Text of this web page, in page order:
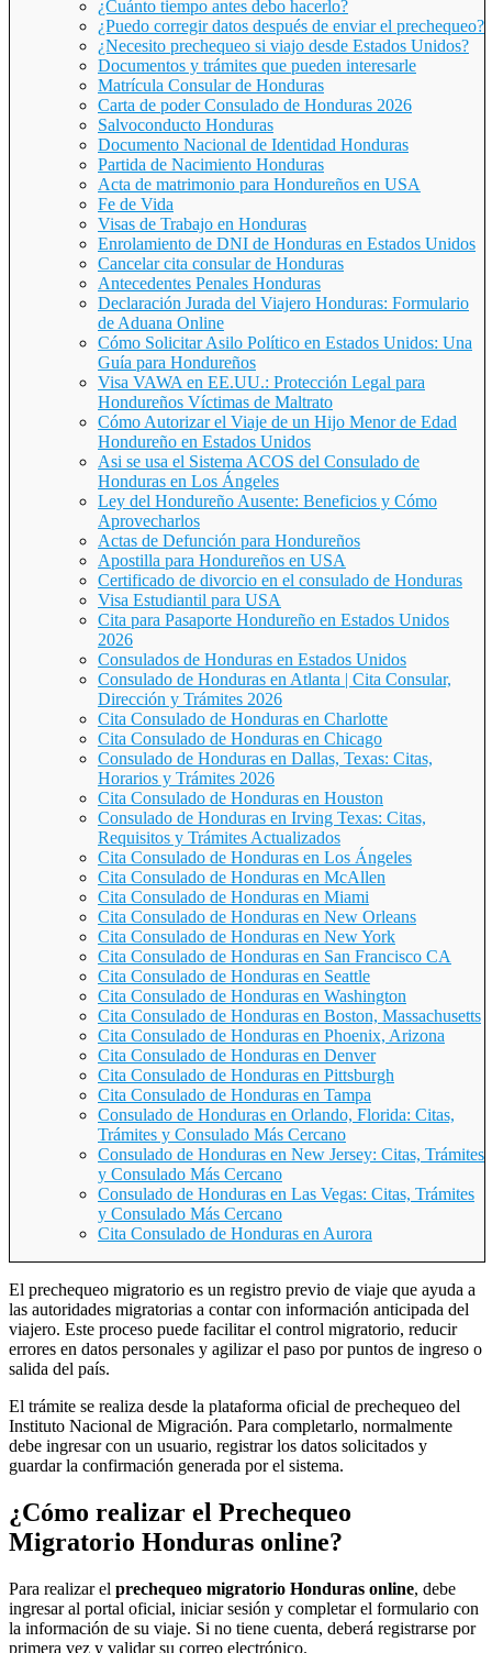
¿Cuánto tiempo antes debo hacerlo?
¿Puedo corregir datos después de enviar el prechequeo?
¿Necesito prechequeo si viajo desde Estados Unidos?
Documentos y trámites que pueden interesarle
Matrícula Consular de Honduras
Carta de poder Consulado de Honduras 2026
Salvoconducto Honduras
Documento Nacional de Identidad Honduras
Partida de Nacimiento Honduras
Acta de matrimonio para Hondureños en USA
Fe de Vida
Visas de Trabajo en Honduras
Enrolamiento de DNI de Honduras en Estados Unidos
Cancelar cita consular de Honduras
Antecedentes Penales Honduras
Declaración Jurada del Viajero Honduras: Formulario
de Aduana Online
Cómo Solicitar Asilo Político en Estados Unidos: Una
Guía para Hondureños
Visa VAWA en EE.UU.: Protección Legal para
Hondureños Víctimas de Maltrato
Cómo Autorizar el Viaje de un Hijo Menor de Edad
Hondureño en Estados Unidos
Asi se usa el Sistema ACOS del Consulado de
Honduras en Los Ángeles
Ley del Hondureño Ausente: Beneficios y Cómo
Aprovecharlos
Actas de Defunción para Hondureños
Apostilla para Hondureños en USA
Certificado de divorcio en el consulado de Honduras
Visa Estudiantil para USA
Cita para Pasaporte Hondureño en Estados Unidos
2026
Consulados de Honduras en Estados Unidos
Consulado de Honduras en Atlanta | Cita Consular,
Dirección y Trámites 2026
Cita Consulado de Honduras en Charlotte
Cita Consulado de Honduras en Chicago
Consulado de Honduras en Dallas, Texas: Citas,
Horarios y Trámites 2026
Cita Consulado de Honduras en Houston
Consulado de Honduras en Irving Texas: Citas,
Requisitos y Trámites Actualizados
Cita Consulado de Honduras en Los Ángeles
Cita Consulado de Honduras en McAllen
Cita Consulado de Honduras en Miami
Cita Consulado de Honduras en New Orleans
Cita Consulado de Honduras en New York
Cita Consulado de Honduras en San Francisco CA
Cita Consulado de Honduras en Seattle
Cita Consulado de Honduras en Washington
Cita Consulado de Honduras en Boston, Massachusetts
Cita Consulado de Honduras en Phoenix, Arizona
Cita Consulado de Honduras en Denver
Cita Consulado de Honduras en Pittsburgh
Cita Consulado de Honduras en Tampa
Consulado de Honduras en Orlando, Florida: Citas,
Trámites y Consulado Más Cercano
Consulado de Honduras en New Jersey: Citas, Trámites
y Consulado Más Cercano
Consulado de Honduras en Las Vegas: Citas, Trámites
y Consulado Más Cercano
Cita Consulado de Honduras en Aurora
El prechequeo migratorio es un registro previo de viaje que ayuda a
las autoridades migratorias a contar con información anticipada del
viajero. Este proceso puede facilitar el control migratorio, reducir
errores en datos personales y agilizar el paso por puntos de ingreso o
salida del país.
El trámite se realiza desde la plataforma oficial de prechequeo del
Instituto Nacional de Migración. Para completarlo, normalmente
debe ingresar con un usuario, registrar los datos solicitados y
guardar la confirmación generada por el sistema.
¿Cómo realizar el Prechequeo
Migratorio Honduras online?
Para realizar el prechequeo migratorio Honduras online, debe
ingresar al portal oficial, iniciar sesión y completar el formulario con
la información de su viaje. Si no tiene cuenta, deberá registrarse por
primera vez y validar su correo electrónico.